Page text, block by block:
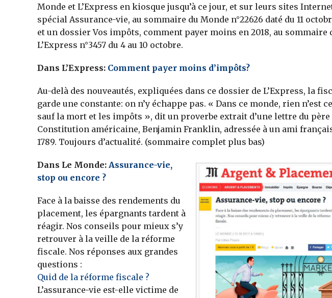
Monde et L’Express en kiosque jusqu’à ce jour, et sur leurs sites
spécial Assurance-vie, au sommaire du Monde n°22626 daté du 11
et un dossier Vos impôts, comment payer moins en 2018, au sommaire
L’Express n°3457 du 4 au 10 octobre.
Dans L’Express: Comment payer moins d’impôts?
Au-delà des nouveautés, expliquées dans ce dossier de L’Express, la
garde une constante: on n’y échappe pas. « Dans ce monde, rien n’est
sauf la mort et les impôts », dit un proverbe extrait d’une lettre du père
Constitution américaine, Benjamin Franklin, adressée à un ami
1789. Toujours d’actualité. (sommaire complet plus bas)
Dans Le Monde: Assurance-vie,
stop ou encore ?
Face à la baisse des rendements du
placement, les épargnants tardent à
réagir. Nos conseils pour mieux s’y
retrouver à la veille de la réforme
fiscale. Nos réponses aux grandes
questions :
Quid de la réforme fiscale ?
L’assurance-vie est-elle victime de